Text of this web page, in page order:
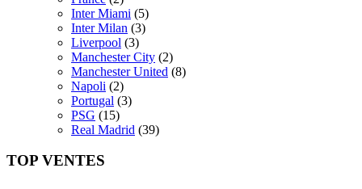
Inter Miami (5)
Inter Milan (3)
Liverpool (3)
Manchester City (2)
Manchester United (8)
Napoli (2)
Portugal (3)
PSG (15)
Real Madrid (39)
TOP VENTES